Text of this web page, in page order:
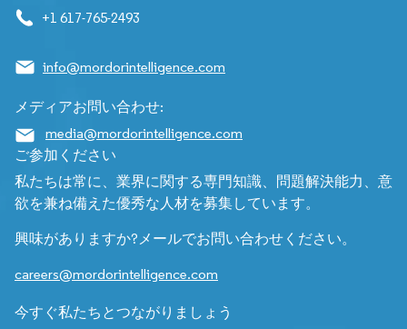
+1 617-765-2493
info@mordorintelligence.com
メディアお問い合わせ:
media@mordorintelligence.com
ご参加ください
私たちは常に、業界に関する専門知識、問題解決能力、意
欲を兼ね備えた優秀な人材を募集しています。
興味がありますか?メールでお問い合わせください。
careers@mordorintelligence.com
今すぐ私たちとつながりましょう